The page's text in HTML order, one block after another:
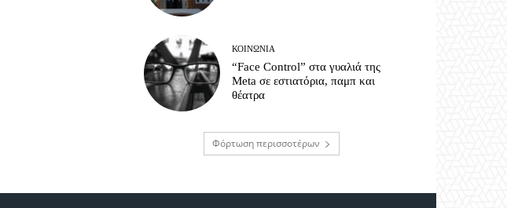
ΚΟΙΝΩΝΊΑ
“Face Control” στα γυαλιά της
Meta σε εστιατόρια, παμπ και
θέατρα
Φόρτωση περισσοτέρων